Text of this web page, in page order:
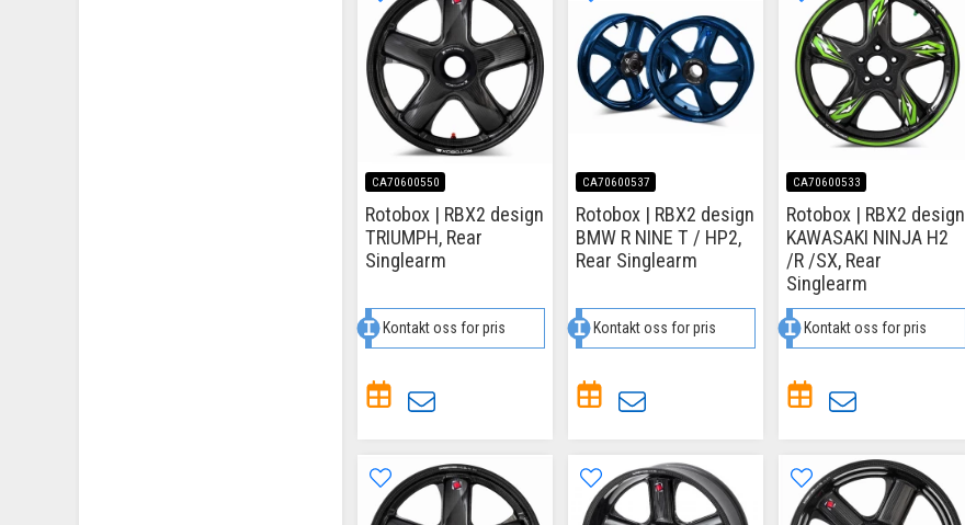
CA70600550
Rotobox | RBX2 design
TRIUMPH, Rear
Singlearm
Kontakt oss for pris
CA70600537
Rotobox | RBX2 design
BMW R NINE T / HP2,
Rear Singlearm
Kontakt oss for pris
CA70600533
Rotobox | RBX2 design
KAWASAKI NINJA H2
/R /SX, Rear
Singlearm
Kontakt oss for pris